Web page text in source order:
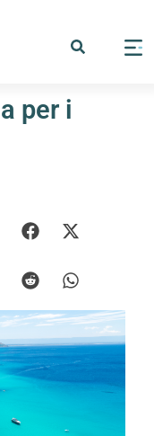
per i